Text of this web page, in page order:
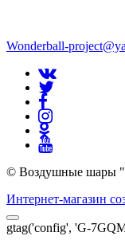
Wonderball-
© Воздушные шары
Интернет-магазин
gtag('config', 'G-